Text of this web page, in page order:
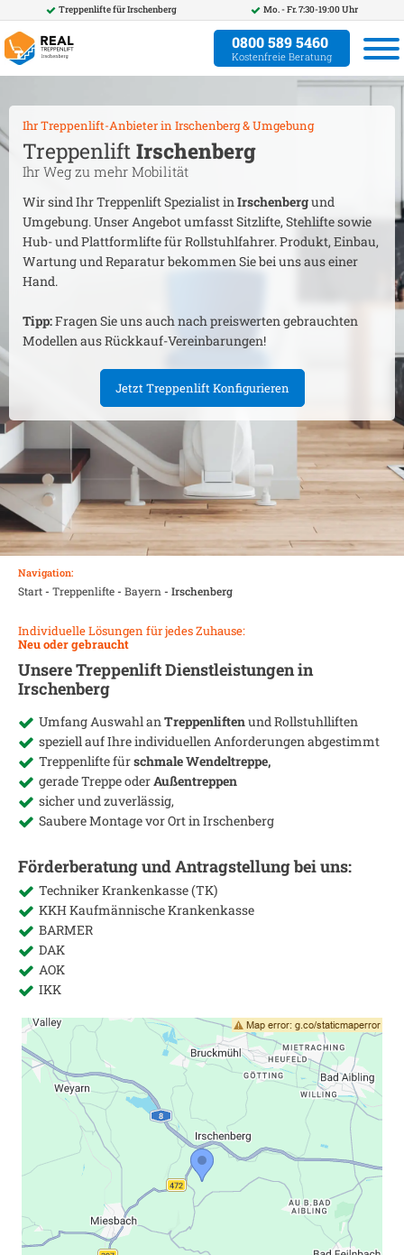
Treppenlifte fürIrschenberg Mo. - Fr. 7:30-19:00 Uhr
0800 589 5460
Kostenfreie Beratung
Ihr Treppenlift-Anbieter in Irschenberg& Umgebung
Treppenlift Irschenberg
Ihr Weg zu mehr Mobilität
Wir sind Ihr Treppenlift Spezialist inIrschenbergund
Umgebung. Unser Angebot umfasst Sitzlifte, Stehlifte sowie
Hub- und Plattformlifte für Rollstuhlfahrer. Produkt, Einbau,
Wartung und Reparatur bekommen Sie bei uns aus einer
Hand.
Tipp:Fragen Sie uns auch nach preiswerten gebrauchten
Modellen aus Rückkauf-Vereinbarungen!
Jetzt Treppenlift Konfigurieren
Navigation:
Start- Treppenlifte- Bayern - Irschenberg
Individuelle Lösungen für jedes Zuhause:
Neu oder gebraucht
Unsere Treppenlift Dienstleistungen in
Irschenberg
Umfang Auswahl anTreppenliftenund Rollstuhlliften
speziell auf Ihre individuellen Anforderungen abgestimmt
Treppenlifte fürschmale Wendeltreppe,
gerade Treppe oderAußentreppen
sicher und zuverlässig,
Saubere Montage vor Ort inIrschenberg
Förderberatung und Antragstellung bei uns:
Techniker Krankenkasse (TK)
KKH Kaufmännische Krankenkasse
BARMER
DAK
AOK
IKK